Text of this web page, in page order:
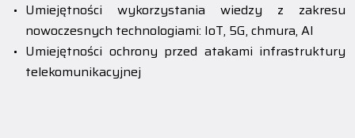
Umiejętności wykorzystania wiedzy z zakresu
nowoczesnych technologiami: IoT, 5G, chmura, AI
Umiejętności ochrony przed atakami infrastruktury
telekomunikacyjnej